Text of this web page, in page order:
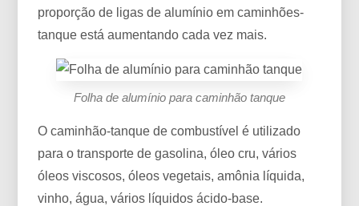
proporção de ligas de alumínio em caminhões-
tanque está aumentando cada vez mais.
Folha de alumínio para caminhão tanque
O caminhão-tanque de combustível é utilizado
para o transporte de gasolina, óleo cru, vários
óleos viscosos, óleos vegetais, amônia líquida,
vinho, água, vários líquidos ácido-base.